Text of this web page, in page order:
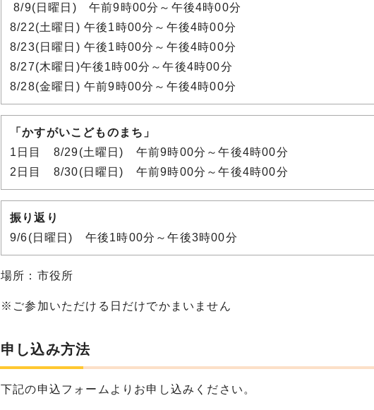
8/9(日曜日) 午前9時00分～午後4時00分
8/22(土曜日) 午後1時00分～午後4時00分
8/23(日曜日) 午後1時00分～午後4時00分
8/27(木曜日)午後1時00分～午後4時00分
8/28(金曜日) 午前9時00分～午後4時00分
「かすがいこどものまち」
1日目 8/29(土曜日) 午前9時00分～午後4時00分
2日目 8/30(日曜日) 午前9時00分～午後4時00分
振り返り
9/6(日曜日) 午後1時00分～午後3時00分
場所：市役所
※ご参加いただける日だけでかまいません
申し込み方法
下記の申込フォームよりお申し込みください。